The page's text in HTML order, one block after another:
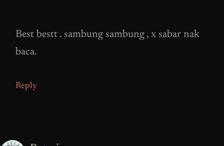
Best bestt . sambung sambung , x sabar nak
baca.
Reply